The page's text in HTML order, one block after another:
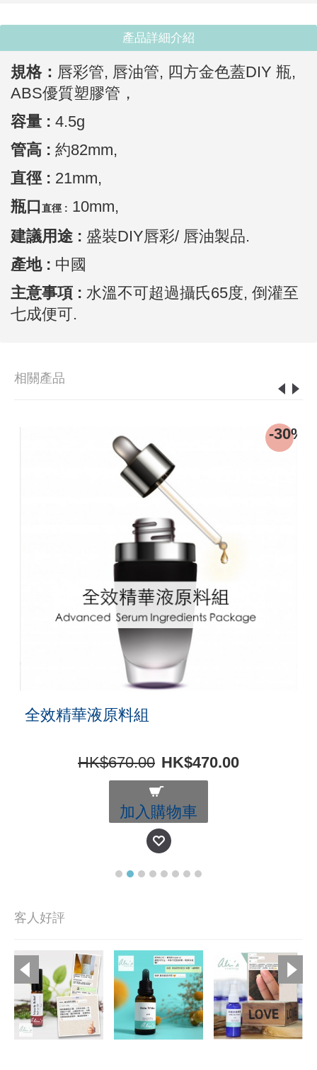
產品詳細介紹
規格： 唇彩管, 唇油管, 四方金色蓋DIY 瓶,
ABS優質塑膠管，
容量 : 4.5g
管高 : 約82mm,
直徑 : 21mm,
瓶口直徑 : 10mm,
建議用途 : 盛裝DIY唇彩/ 唇油製品.
產地: 中國
主意事項 : 水溫不可超過攝氏65度, 倒灌至
七成便可.
相關產品
-30%
全效精華液原料組
HK$670.00 HK$470.00
加入購物車
客人好評